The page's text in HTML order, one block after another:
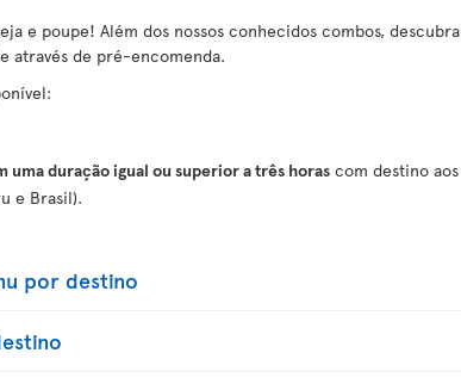
e poupe! Além dos nossos conhecidos combos, descubra
através de pré-encomenda.
uma duração igual ou superior a três horas com destino aos
e Brasil).
por destino